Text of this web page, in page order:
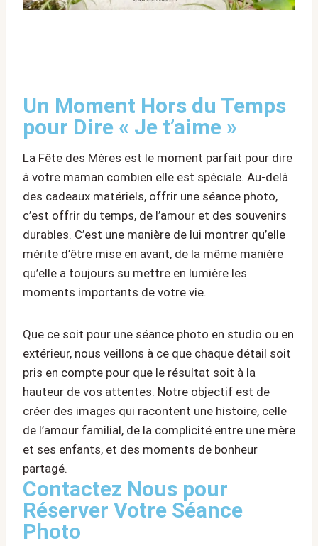
Un Moment Hors du Temps
pour Dire « Je t’aime »
La Fête des Mères est le moment parfait pour dire
à votre maman combien elle est spéciale. Au-delà
des cadeaux matériels, offrir une séance photo,
c’est offrir du temps, de l’amour et des souvenirs
durables. C’est une manière de lui montrer qu’elle
mérite d’être mise en avant, de la même manière
qu’elle a toujours su mettre en lumière les
moments importants de votre vie.
Que ce soit pour une séance photo en studio ou en
extérieur, nous veillons à ce que chaque détail soit
pris en compte pour que le résultat soit à la
hauteur de vos attentes. Notre objectif est de
créer des images qui racontent une histoire, celle
de l’amour familial, de la complicité entre une mère
et ses enfants, et des moments de bonheur
partagé.
Contactez Nous pour
Réserver Votre Séance
Photo